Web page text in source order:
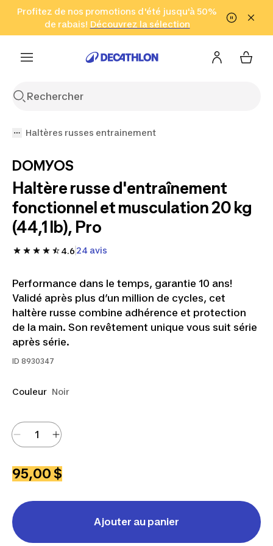
Aller à la recherche Aller au contenu Aller au pied de
Profitez de nos promotions d'été jusqu'à 50%
de rabais! Découvrez la sélection
Cliquez ici
en seulement 2 h!
(Zones sélectionnées)
Haltères russes entrainement
DOMYOS
Haltère russe d'entraînement
fonctionnel et musculation 20 kg
(44,1 lb), Pro
4.6 24 avis
Performance dans le temps, garantie 10 ans!
Validé après plus d’un million de cycles, cet
haltère russe combine adhérence et protection
de la main. Son revêtement unique vous suit série
après série.
ID 8930347
Couleur Noir
95,00 $
Ajouter au panier